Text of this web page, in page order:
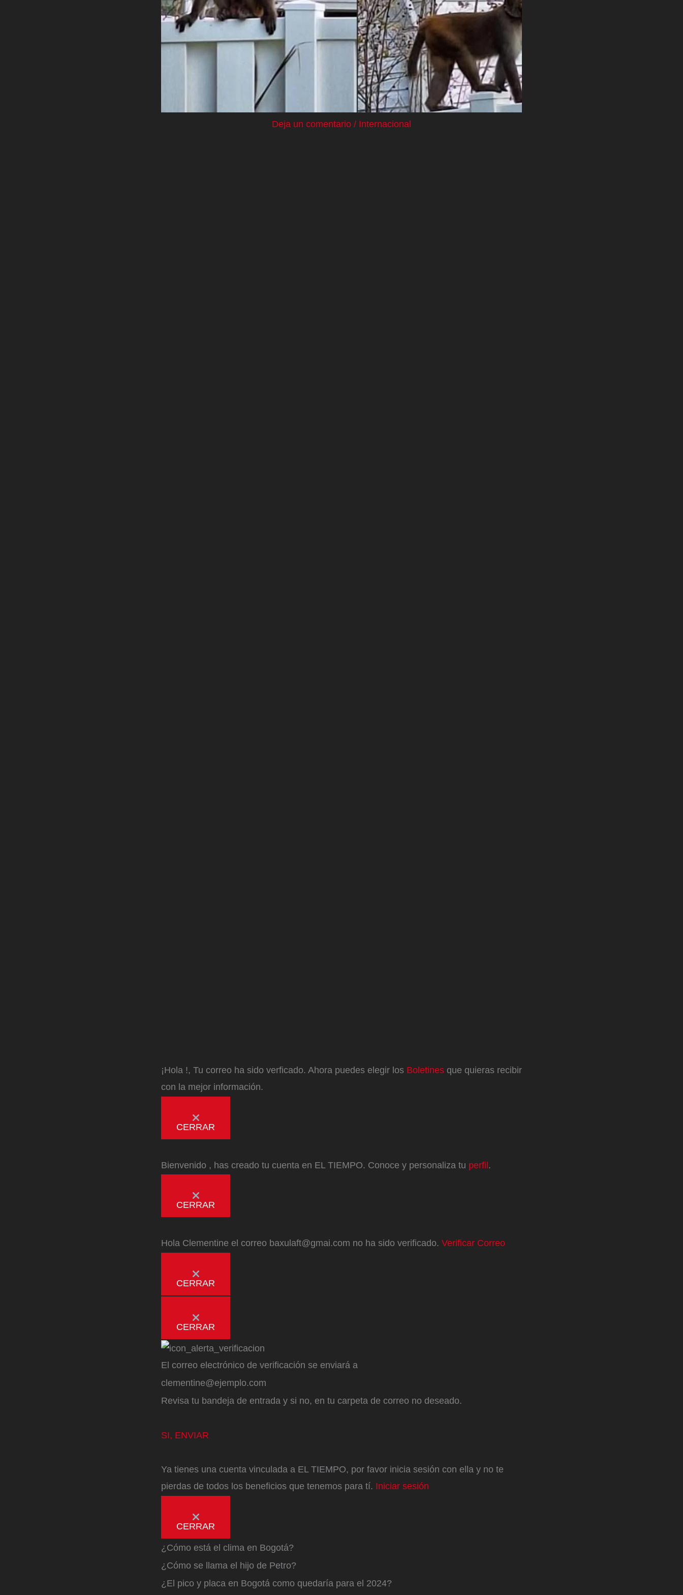
Deja un comentario / Internacional
¡Hola !, Tu correo ha sido verficado. Ahora puedes elegir los Boletines que quieras recibir
con la mejor información.
CERRAR
Bienvenido , has creado tu cuenta en EL TIEMPO. Conoce y personaliza tu perfil.
CERRAR
Hola Clementine el correo baxulaft@gmai.com no ha sido verificado. Verificar Correo
CERRAR
CERRAR
El correo electrónico de verificación se enviará a
clementine@ejemplo.com
Revisa tu bandeja de entrada y si no, en tu carpeta de correo no deseado.
SI, ENVIAR
Ya tienes una cuenta vinculada a EL TIEMPO, por favor inicia sesión con ella y no te
pierdas de todos los beneficios que tenemos para tí. Iniciar sesión
CERRAR
¿Cómo está el clima en Bogotá?
¿Cómo se llama el hijo de Petro?
¿El pico y placa en Bogotá como quedaría para el 2024?